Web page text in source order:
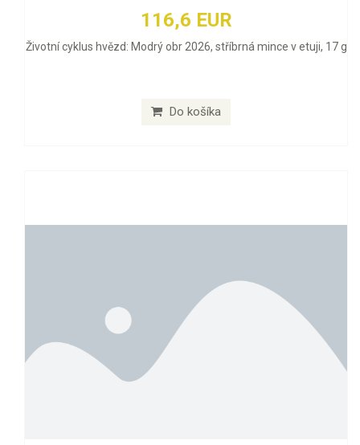
116,6 EUR
Životní cyklus hvězd: Modrý obr 2026, stříbrná mince v etuji, 17 g
Do košíka